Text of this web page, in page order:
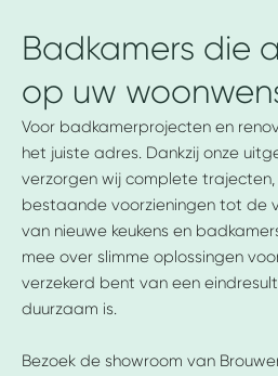
Badkamers die
op uw
Voor badkamerprojecten en
het juiste adres. Dankzij onze
verzorgen wij complete
bestaande voorzieningen tot de
van nieuwe keukens en
mee over slimme oplossingen
verzekerd bent van een
duurzaam is.
Bezoek de showroom van